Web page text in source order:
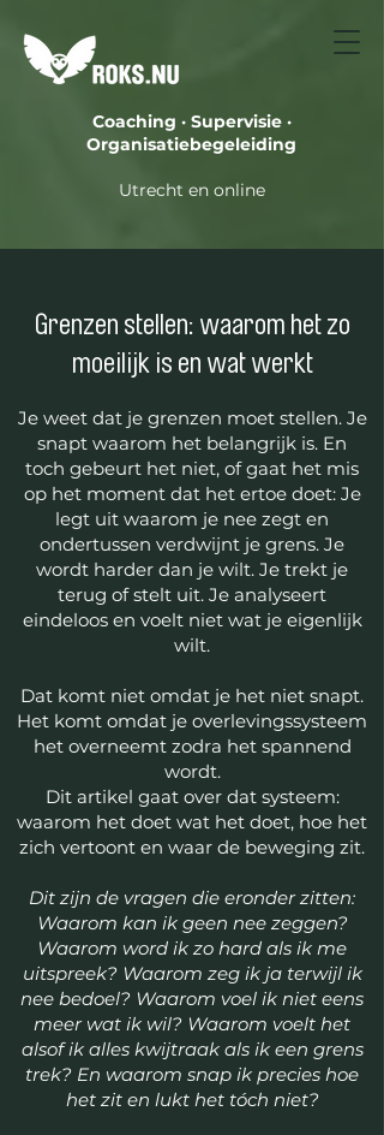
Coaching · Supervisie ·
Organisatiebegeleiding
Utrecht en online
Grenzen stellen: waarom het zo
moeilijk is en wat werkt
Je weet dat je grenzen moet stellen. Je
snapt waarom het belangrijk is. En
toch gebeurt het niet, of gaat het mis
op het moment dat het ertoe doet: Je
legt uit waarom je nee zegt en
ondertussen verdwijnt je grens. Je
wordt harder dan je wilt. Je trekt je
terug of stelt uit. Je analyseert
eindeloos en voelt niet wat je eigenlijk
wilt.
Dat komt niet omdat je het niet snapt.
Het komt omdat je overlevingssysteem
het overneemt zodra het spannend
wordt.
Dit artikel gaat over dat systeem:
waarom het doet wat het doet, hoe het
zich vertoont en waar de beweging zit.
Dit zijn de vragen die eronder zitten:
Waarom kan ik geen nee zeggen?
Waarom word ik zo hard als ik me
uitspreek? Waarom zeg ik ja terwijl ik
nee bedoel? Waarom voel ik niet eens
meer wat ik wil? Waarom voelt het
alsof ik alles kwijtraak als ik een grens
trek? En waarom snap ik precies hoe
het zit en lukt het tóch niet?